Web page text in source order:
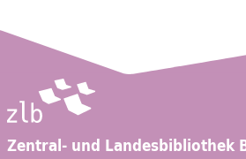
Zentral- und Landesbibliothek